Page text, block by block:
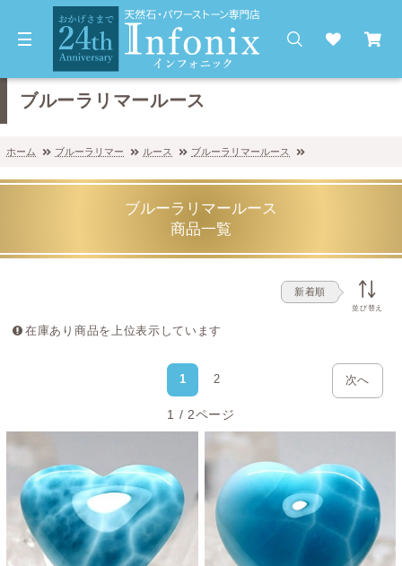
ブルーラリマールース
ホーム ブルーラリマー ルース ブルーラリマールース
ブルーラリマールース
商品一覧
新着順
並び替え
在庫あり商品を上位表示しています
1 2 次へ
1 / 2ページ